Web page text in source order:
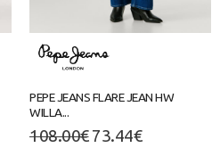
PEPE JEANS FLARE JEAN HW
WILLA...
108.00€ 73.44€